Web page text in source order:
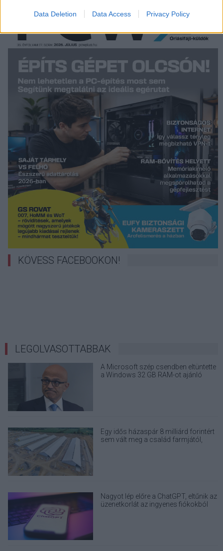
Data Deletion Data Access Privacy Policy
KÖVESS FACEBOOKON!
LEGOLVASOTTABBAK
A Microsoft szép csendben eltüntette
a Windows 32 GB RAM-ot ajánló
Egy idős házaspár 8 milliárd forintért
sem vált meg a család farmjától,
Nagyot lép előre a ChatGPT, eltűnik az
üzenetkorlát az ingyenes fiókokból